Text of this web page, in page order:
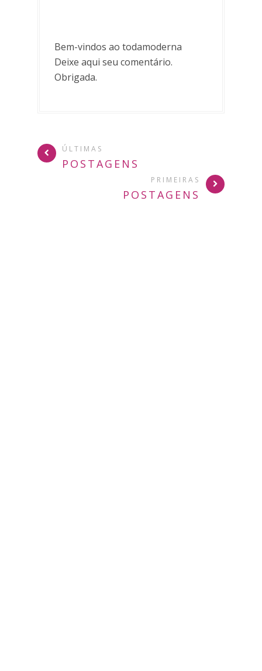
Bem-vindos ao todamoderna
Deixe aqui seu comentário.
Obrigada.
ÚLTIMAS
POSTAGENS
PRIMEIRAS
POSTAGENS